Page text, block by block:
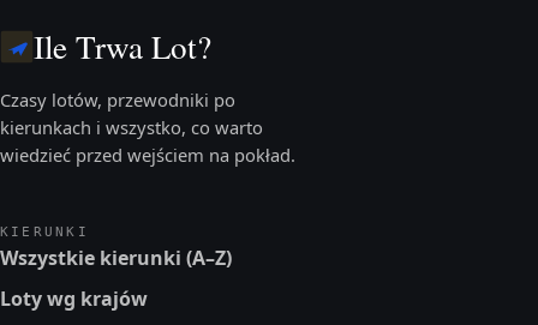
Ile Trwa Lot?
Czasy lotów, przewodniki po
kierunkach i wszystko, co warto
wiedzieć przed wejściem na pokład.
KIERUNKI
Wszystkie kierunki (A–Z)
Loty wg krajów